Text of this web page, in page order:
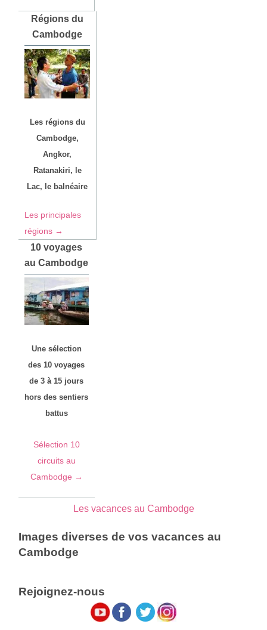
Régions du
Cambodge
Les régions du
Cambodge,
Angkor,
Ratanakiri, le
Lac, le balnéaire
Les principales
régions →
10 voyages
au Cambodge
Une sélection
des 10 voyages
de 3 à 15 jours
hors des sentiers
battus
Sélection 10
circuits au
Cambodge →
Les vacances au Cambodge
Images diverses de vos vacances au
Cambodge
Rejoignez-nous